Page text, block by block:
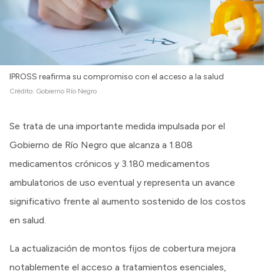
IPROSS reafirma su compromiso con el acceso a la salud
Crédito: Gobierno Río Negro
Se trata de una importante medida impulsada por el
Gobierno de Río Negro que alcanza a 1.808
medicamentos crónicos y 3.180 medicamentos
ambulatorios de uso eventual y representa un avance
significativo frente al aumento sostenido de los costos
en salud.
La actualización de montos fijos de cobertura mejora
notablemente el acceso a tratamientos esenciales,